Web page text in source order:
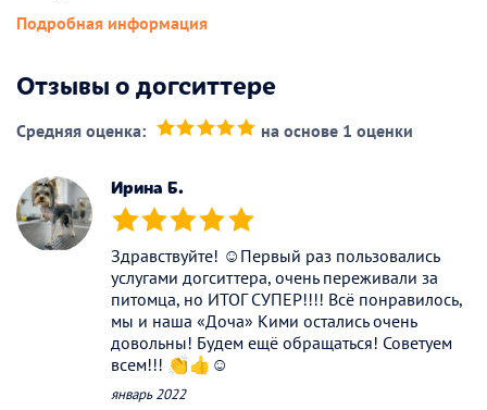
Подробная информация
Отзывы о догситтере
Средняя оценка: на основе 1 оценки
Ирина Б.
(*) (*) (*) (*) (*)
Здравствуйте! ☺️Первый раз пользовались
услугами догситтера, очень переживали за
питомца, но ИТОГ СУПЕР!!!! Всё понравилось,
мы и наша «Доча» Кими остались очень
довольны! Будем ещё обращаться! Советуем
всем!!! 👏👍☺️
январь 2022